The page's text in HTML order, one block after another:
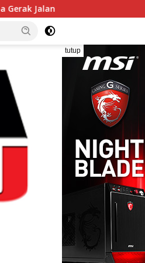
SD Warnai Semarak HUT RI
tutup